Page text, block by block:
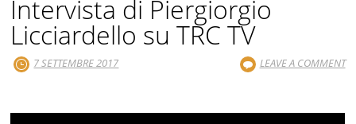
Intervista di Piergiorgio
Licciardello su TRC TV
7 SETTEMBRE 2017 LEAVE A COMMENT